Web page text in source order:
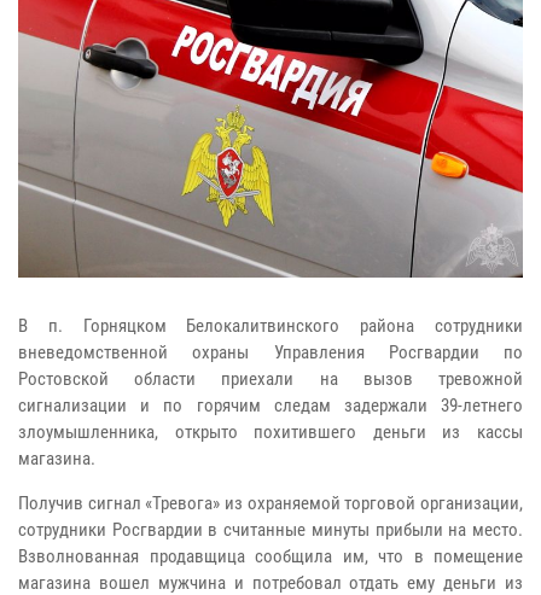
В п. Горняцком Белокалитвинского района сотрудники
вневедомственной охраны Управления Росгвардии по
Ростовской области приехали на вызов тревожной
сигнализации и по горячим следам задержали 39-летнего
злоумышленника, открыто похитившего деньги из кассы
магазина.
Получив сигнал «Тревога» из охраняемой торговой организации,
сотрудники Росгвардии в считанные минуты прибыли на место.
Взволнованная продавщица сообщила им, что в помещение
магазина вошел мужчина и потребовал отдать ему деньги из